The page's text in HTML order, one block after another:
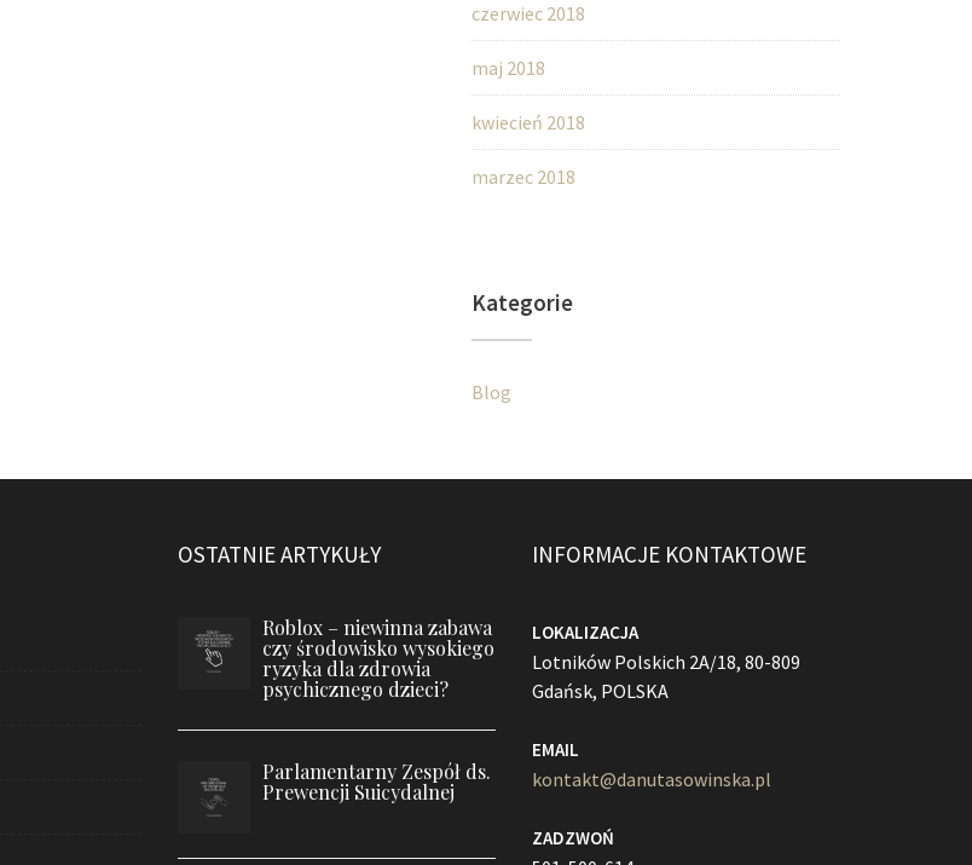
czerwiec 2018
maj 2018
kwiecień 2018
marzec 2018
Kategorie
Blog
OSTATNIE ARTYKUŁY
Roblox – niewinna zabawa
czy środowisko wysokiego
ryzyka dla zdrowia
psychicznego dzieci?
Parlamentarny Zespół ds.
Prewencji Suicydalnej
INFORMACJE KONTAKTOWE
LOKALIZACJA
Lotników Polskich 2A/18, 80-809
Gdańsk, POLSKA
EMAIL
kontakt@danutasowinska.pl
ZADZWOŃ